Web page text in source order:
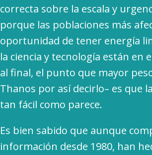
correcta sobre la escala y
porque las poblaciones más
oportunidad de tener energía
la ciencia y tecnología están
al final, el punto que mayor
Thanos por así decirlo– es que
tan fácil como parece.
Es bien sabido que aunque
información desde 1980, han